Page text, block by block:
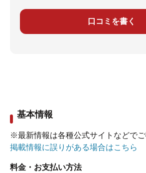
口コミを書く
基本情報
※最新情報は各種公式サイトなどで
掲載情報に誤りがある場合はこちら
料金・お支払い方法